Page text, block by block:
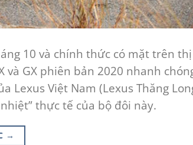
10 và chính thức có mặt trên thị
GX phiên bản 2020 nhanh
Lexus Việt Nam (Lexus Thăng
thực tế của bộ đôi này.
→